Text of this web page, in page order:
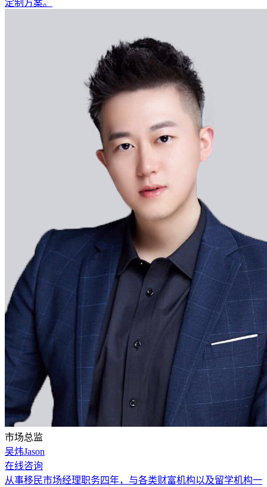
定制方案。
市场总监
吴炜Jason
在线咨询
从事移民市场经理职务四年，与各类财富机构以及留学机构一